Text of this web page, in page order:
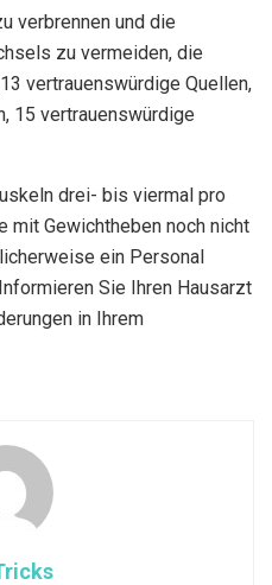
verbrennen und die
zu vermeiden, die
vertrauenswürdige Quellen,
15 vertrauenswürdige
drei- bis viermal pro
mit Gewichtheben noch nicht
ein Personal
Sie Ihren Hausarzt
in Ihrem